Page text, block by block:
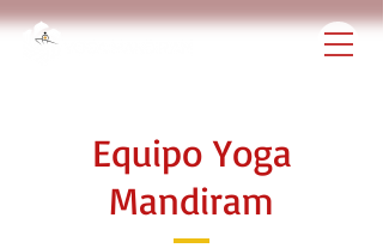
Equipo Yoga
Mandiram